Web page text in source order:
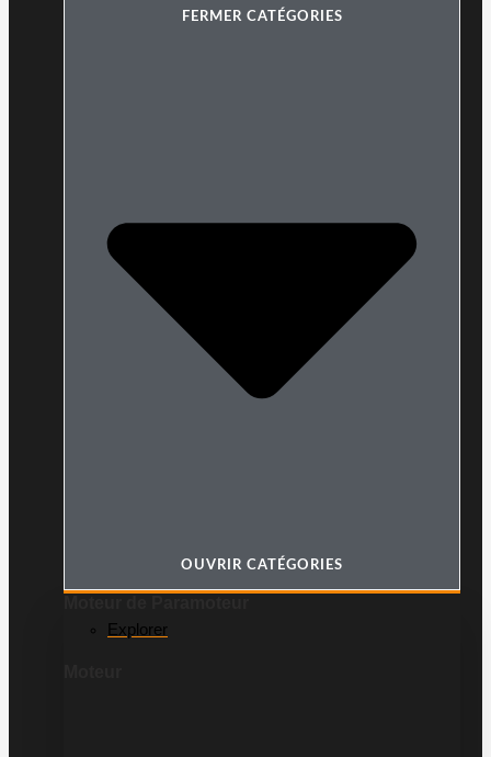
FERMER CATÉGORIES
OUVRIR CATÉGORIES
Explorer